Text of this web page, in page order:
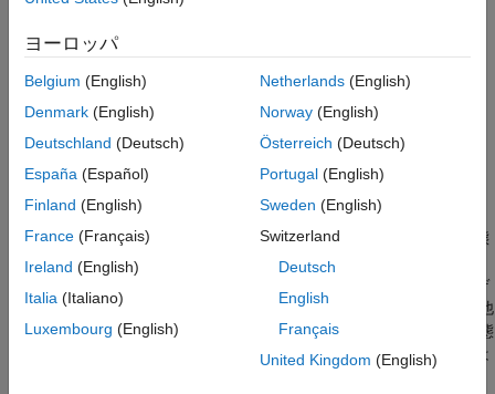
上図の四角形は、モデル化しようとしている過程が取り得る状態
を表し、矢印は、状態間の遷移を表します。各矢印上のラベル
は、遷移確率を表します。過程の各ステップにおいて、このモデ
ルは、現在の状態に依存して、出力(emission)
を生成してから他
の状態に遷移します。マルコフ モデルの重要な特性は、次の状態
が現在の状態のみに依存し、現在の状態に至った遷移の履歴には
ヨーロッパ
Belgium (English)
Denmark (English)
Deutschland (Deutsch)
España (Español)
Finland (English)
France (Français)
Ireland (English)
Italia (Italiano)
Luxembourg (English)
Netherlands(English)
Norway(English)
Österreich (Deutsch)
Portugal(English)
Sweden (English)
Switzerland
Deutsch
English
Français
United Kingdom (English)